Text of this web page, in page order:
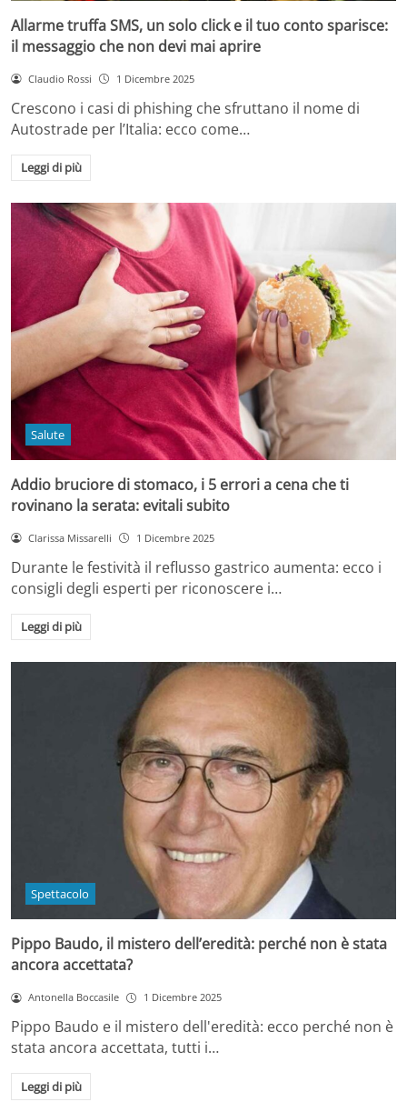
Allarme truffa SMS, un solo click e il tuo conto sparisce:
il messaggio che non devi mai aprire
Claudio Rossi 1 Dicembre 2025
Crescono i casi di phishing che sfruttano il nome di
Autostrade per l’Italia: ecco come…
Leggi di più
Salute
Addio bruciore di stomaco, i 5 errori a cena che ti
rovinano la serata: evitali subito
Clarissa Missarelli 1 Dicembre 2025
Durante le festività il reflusso gastrico aumenta: ecco i
consigli degli esperti per riconoscere i…
Leggi di più
Spettacolo
Pippo Baudo, il mistero dell’eredità: perché non è stata
ancora accettata?
Antonella Boccasile 1 Dicembre 2025
Pippo Baudo e il mistero dell'eredità: ecco perché non è
stata ancora accettata, tutti i…
Leggi di più